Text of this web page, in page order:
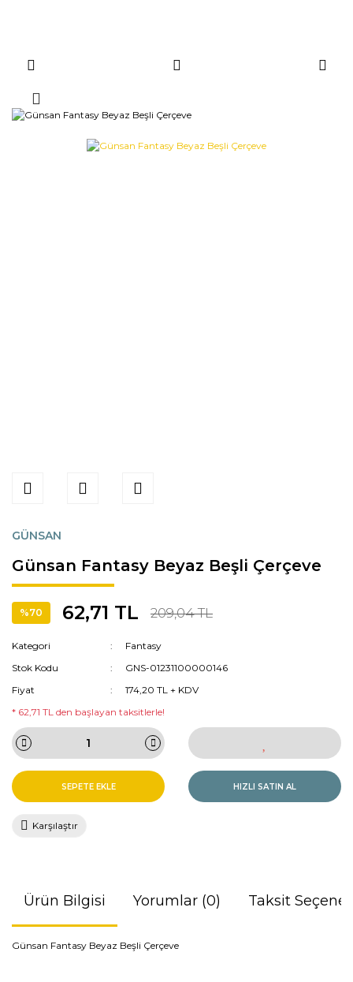
GÜNSAN
Günsan Fantasy Beyaz Beşli Çerçeve
%70 62,71 TL 209,04 TL
Kategori
Fantasy
Stok Kodu
GNS-01231100000146
Fiyat
174,20 TL + KDV
* 62,71 TL den başlayan taksitlerle!
SEPETE EKLE HIZLI SATIN AL
Karşılaştır
Ürün Bilgisi Yorumlar (0) Taksit
Günsan Fantasy Beyaz Beşli Çerçeve